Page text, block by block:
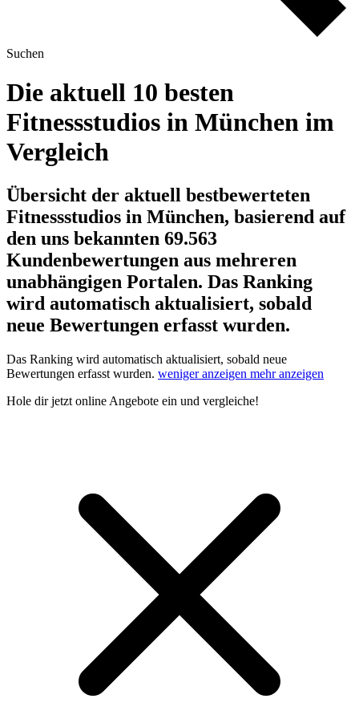
Suchen
Die aktuell 10 besten
Fitnessstudios in München im
Vergleich
Übersicht der aktuell bestbewerteten
Fitnessstudios in München, basierend auf
den uns bekannten 69.563
Kundenbewertungen aus mehreren
unabhängigen Portalen. Das Ranking
wird automatisch aktualisiert, sobald
neue Bewertungen erfasst wurden.
Das Ranking wird automatisch aktualisiert, sobald neue
Bewertungen erfasst wurden. weniger anzeigen mehr anzeigen
Hole dirjetzt online Angebote ein und vergleiche!